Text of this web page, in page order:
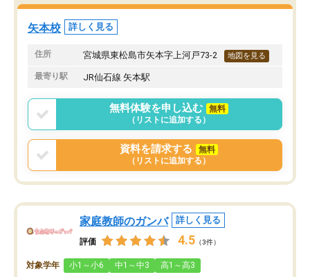
矢本校 詳しく見る
住所 宮城県東松島市矢本字上河戸73-2 地図を見る
最寄り駅 JR仙石線 矢本駅
無料体験を申し込む
無料
（リストに追加する）
資料を請求する
無料
（リストに追加する）
家庭教師のガンバ 詳しく見る
評価 4.5 （3件）
対象学年 小1～小6 中1～中3 高1～高3